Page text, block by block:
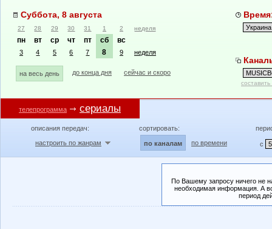
Суббота, 8 августа
27 28 29 30 31 1 2 неделя
пн вт ср чт пт сб вс
3 4 5 6 7 8 9 неделя
на весь день до конца дня сейчас и скоро
телепрограмма сериалы
описания передач:
настроить по жанрам
сортировать:
по каналам по времени с
По Вашему запросу ничего не
необходимая информация. А
период